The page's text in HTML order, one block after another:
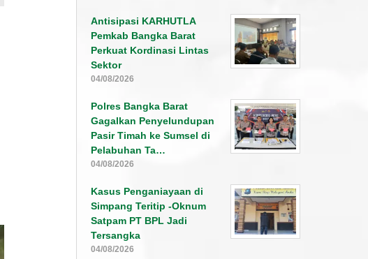
Antisipasi KARHUTLA
Pemkab Bangka Barat
Perkuat Kordinasi Lintas
Sektor
04/08/2026
Polres Bangka Barat
Gagalkan Penyelundupan
Pasir Timah ke Sumsel di
Pelabuhan Ta…
04/08/2026
Kasus Penganiayaan di
Simpang Teritip -Oknum
Satpam PT BPL Jadi
Tersangka
04/08/2026